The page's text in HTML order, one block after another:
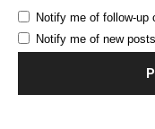
Notify me of follow-up
Notify me of new